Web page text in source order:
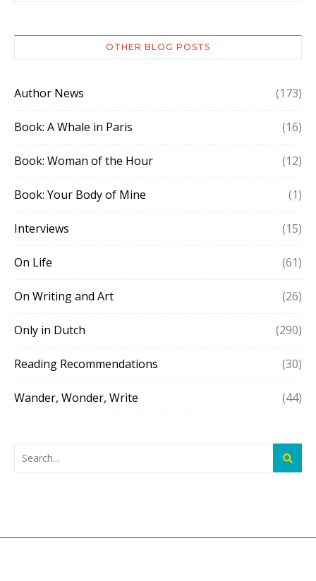
OTHER BLOG POSTS
Author News (173)
Book: A Whale in Paris (16)
Book: Woman of the Hour (12)
Book: Your Body of Mine (1)
Interviews (15)
On Life (61)
On Writing and Art (26)
Only in Dutch (290)
Reading Recommendations (30)
Wander, Wonder, Write (44)